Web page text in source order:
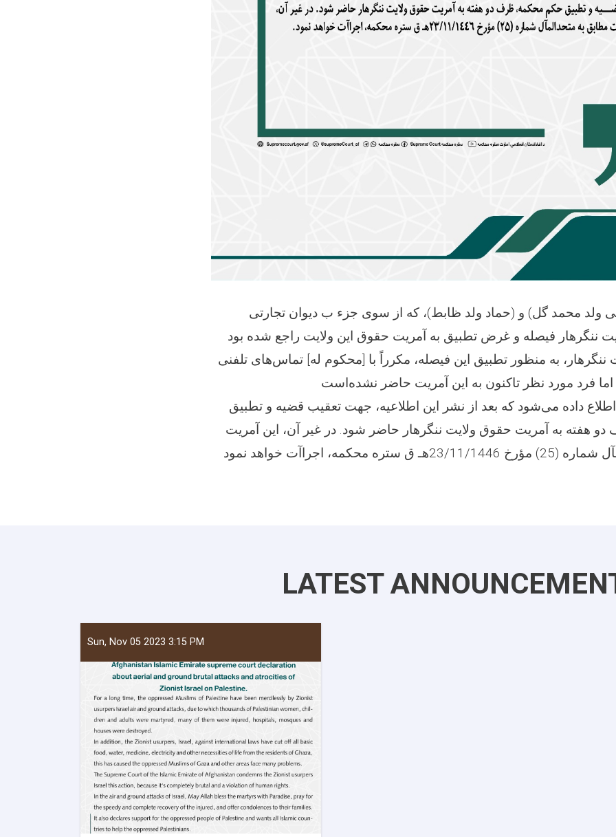
ولد محمد گل) و (حماد ولد ظابط)، که از سوی جزء ب دیوان تجارتی
به ‌منظور تطبیق این فیصله، مکرراً با [محکوم له] تماس‌‌های تلفنی
اطلاع داده می‌شود که بعد از نشر این اطلاعیه، جهت تعقیب قضیه و تطبیق
هفته به آمریت حقوق ولایت ننگرهار حاضر شود. در غیر آن، این آمریت
LATEST
Sun, Nov 05 2023 3:15 PM